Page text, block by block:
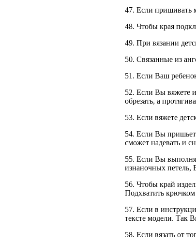
47. Если пришивать
48. Чтобы края
49. При вязании
50. Связанные из
51. Если Ваш
52. Если Вы вяжете
обрезать, а
53. Если вяжете
54. Если Вы
сможет надевать и
55. Если Вы
изнаночных петель,
56. Чтобы край
Подхватить
57. Если в
тексте модели. Так
58. Если вязать от